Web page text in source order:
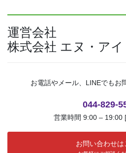
運営会社
株式会社 エヌ・アイ
お電話やメール、LINEでもお
044-829-
営業時間 9:00 – 19:00
お問い合わせは